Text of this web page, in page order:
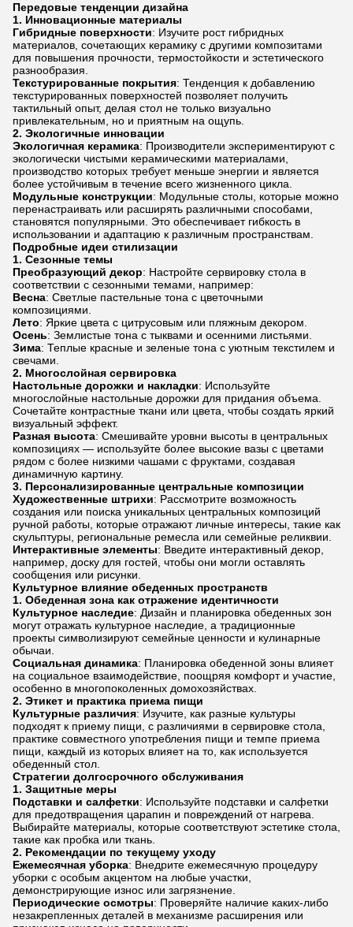
Передовые тенденции дизайна
1. Инновационные материалы
Гибридные поверхности: Изучите рост гибридных
материалов, сочетающих керамику с другими композитами
для повышения прочности, термостойкости и эстетического
разнообразия.
Текстурированные покрытия: Тенденция к добавлению
текстурированных поверхностей позволяет получить
тактильный опыт, делая стол не только визуально
привлекательным, но и приятным на ощупь.
2. Экологичные инновации
Экологичная керамика: Производители экспериментируют с
экологически чистыми керамическими материалами,
производство которых требует меньше энергии и является
более устойчивым в течение всего жизненного цикла.
Модульные конструкции: Модульные столы, которые можно
перенастраивать или расширять различными способами,
становятся популярными. Это обеспечивает гибкость в
использовании и адаптацию к различным пространствам.
Подробные идеи стилизации
1. Сезонные темы
Преобразующий декор: Настройте сервировку стола в
соответствии с сезонными темами, например:
Весна: Светлые пастельные тона с цветочными
композициями.
Лето: Яркие цвета с цитрусовым или пляжным декором.
Осень: Землистые тона с тыквами и осенними листьями.
Зима: Теплые красные и зеленые тона с уютным текстилем и
свечами.
2. Многослойная сервировка
Настольные дорожки и накладки: Используйте
многослойные настольные дорожки для придания объема.
Сочетайте контрастные ткани или цвета, чтобы создать яркий
визуальный эффект.
Разная высота: Смешивайте уровни высоты в центральных
композициях — используйте более высокие вазы с цветами
рядом с более низкими чашами с фруктами, создавая
динамичную картину.
3. Персонализированные центральные композиции
Художественные штрихи: Рассмотрите возможность
создания или поиска уникальных центральных композиций
ручной работы, которые отражают личные интересы, такие как
скульптуры, региональные ремесла или семейные реликвии.
Интерактивные элементы: Введите интерактивный декор,
например, доску для гостей, чтобы они могли оставлять
сообщения или рисунки.
Культурное влияние обеденных пространств
1. Обеденная зона как отражение идентичности
Культурное наследие: Дизайн и планировка обеденных зон
могут отражать культурное наследие, а традиционные
проекты символизируют семейные ценности и кулинарные
обычаи.
Социальная динамика: Планировка обеденной зоны влияет
на социальное взаимодействие, поощряя комфорт и участие,
особенно в многопоколенных домохозяйствах.
2. Этикет и практика приема пищи
Культурные различия: Изучите, как разные культуры
подходят к приему пищи, с различиями в сервировке стола,
практике совместного употребления пищи и темпе приема
пищи, каждый из которых влияет на то, как используется
обеденный стол.
Стратегии долгосрочного обслуживания
1. Защитные меры
Подставки и салфетки: Используйте подставки и салфетки
для предотвращения царапин и повреждений от нагрева.
Выбирайте материалы, которые соответствуют эстетике стола,
такие как пробка или ткань.
2. Рекомендации по текущему уходу
Ежемесячная уборка: Внедрите ежемесячную процедуру
уборки с особым акцентом на любые участки,
демонстрирующие износ или загрязнение.
Периодические осмотры: Проверяйте наличие каких-либо
незакрепленных деталей в механизме расширения или